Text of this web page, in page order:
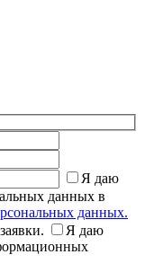
Я даю
данных в
данных.
Я даю